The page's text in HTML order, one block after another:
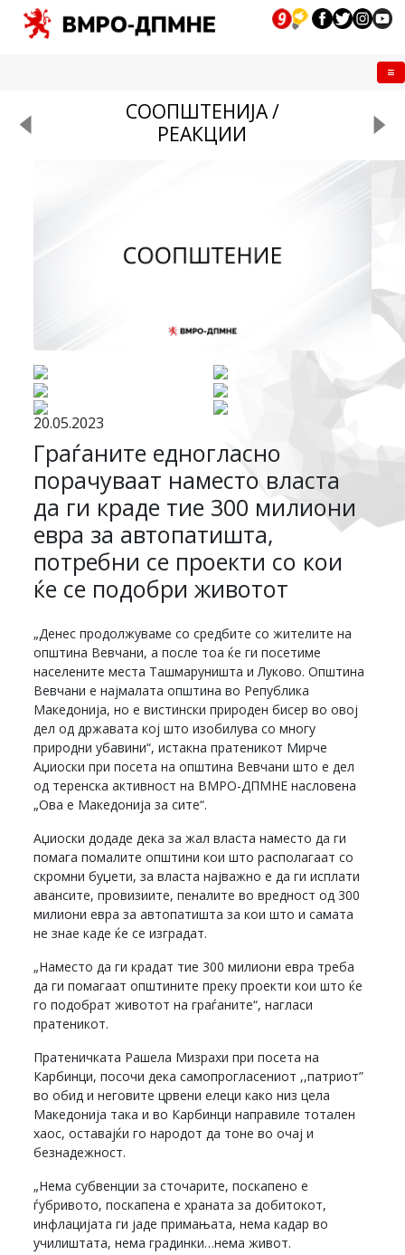
СООПШТЕНИЈА /
РЕАКЦИИ
20.05.2023
Граѓаните едногласно
порачуваат наместо власта
да ги краде тие 300 милиони
евра за автопатишта,
потребни се проекти со кои
ќе се подобри животот
„Денес продолжуваме со средбите со жителите на
општина Вевчани, а после тоа ќе ги посетиме
населените места Ташмаруништа и Луково. Општина
Вевчани е најмалата општина во Република
Македонија, но е вистински природен бисер во овој
дел од државата кој што изобилува со многу
природни убавини“, истакна пратеникот Мирче
Аџиоски при посета на општина Вевчани што е дел
од теренска активност на ВМРО-ДПМНЕ насловена
„Ова е Македонија за сите“.
Аџиоски додаде дека за жал власта наместо да ги
помага помалите општини кои што располагаат со
скромни буџети, за власта најважно е да ги исплати
авансите, провизиите, пеналите во вредност од 300
милиони евра за автопатишта за кои што и самата
не знае каде ќе се изградат.
„Наместо да ги крадат тие 300 милиони евра треба
да ги помагаат општините преку проекти кои што ќе
го подобрат животот на граѓаните“, нагласи
пратеникот.
Пратеничката Рашела Мизрахи при посета на
Карбинци, посочи дека самопрогласениот ,,патриот”
во обид и неговите црвени елеци како низ цела
Македонија така и во Карбинци направиле тотален
хаос, оставајќи го народот да тоне во очај и
безнадежност.
„Нема субвенции за сточарите, поскапено е
ѓубривото, поскапена е храната за добитокот,
инфлацијата ги јаде примањата, нема кадар во
училиштата, нема градинки…нема живот.